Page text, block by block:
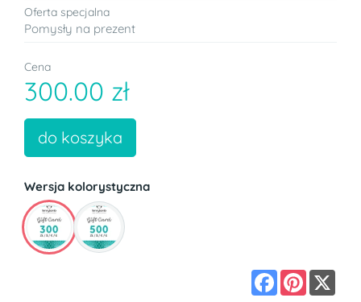
Oferta specjalna
Pomysły na prezent
Cena
300.00 zł
do koszyka
Wersja kolorystyczna
Facebook
Pinterest